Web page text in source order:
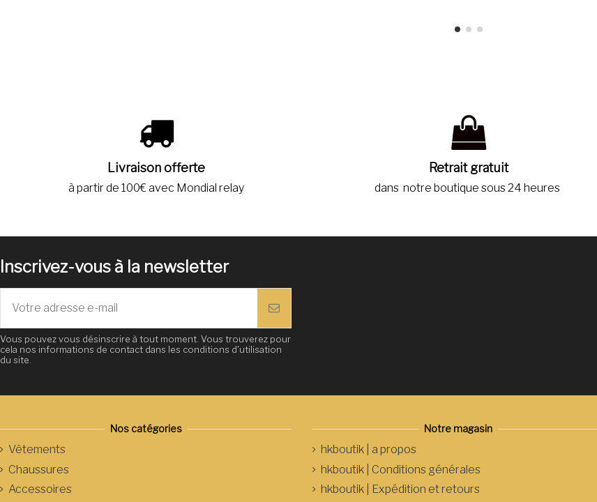
Livraison offerte
à partir de 100€ avec Mondial relay
Retrait gratuit
dans notre boutique sous 24 heures
Inscrivez-vous à la newsletter
Vous pouvez vous désinscrire à tout moment. Vous trouverez pour
cela nos informations de contact dans les conditions d'utilisation
du site.
Nos catégories
Vêtements
Chaussures
Accessoires
Notre magasin
hkboutik | a propos
hkboutik | Conditions générales
hkboutik | Expédition et retours